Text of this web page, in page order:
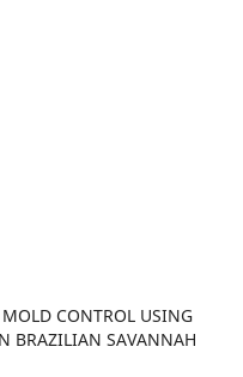
CONTROL USING
BRAZILIAN SAVANNAH